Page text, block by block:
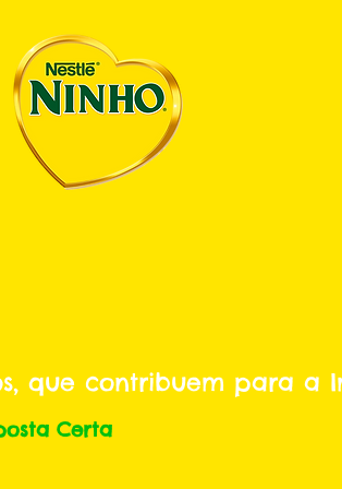
que contribuem para a
Certa